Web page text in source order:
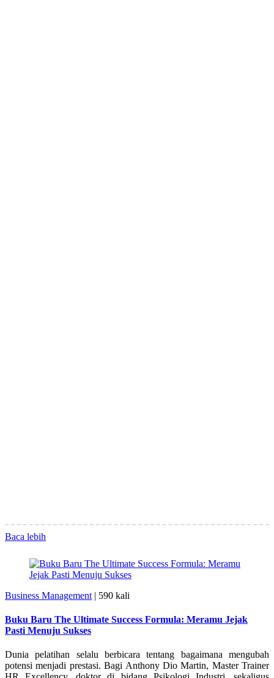
Baca lebih
Business Management | 590 kali
Buku Baru The Ultimate Success Formula: Meramu Jejak
Pasti Menuju Sukses
Dunia pelatihan selalu berbicara tentang bagaimana mengubah
potensi menjadi prestasi. Bagi Anthony Dio Martin, Master Trainer